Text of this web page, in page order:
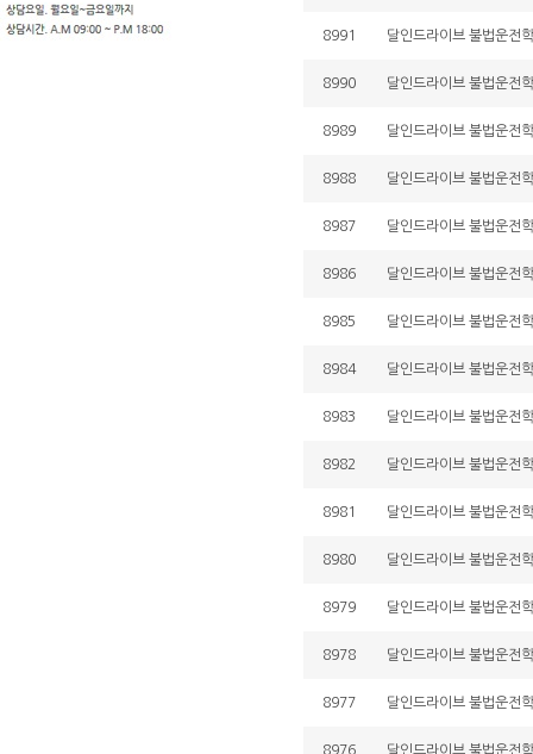
8991 달인드라이브 불법운전
8990 달인드라이브 불법운전
8989 달인드라이브 불법운전
8988 달인드라이브 불법운전
8987 달인드라이브 불법운전
8986 달인드라이브 불법운전
8985 달인드라이브 불법운전
8984 달인드라이브 불법운전
8983 달인드라이브 불법운전
8982 달인드라이브 불법운전
8981 달인드라이브 불법운전
8980 달인드라이브 불법운전
8979 달인드라이브 불법운전
8978 달인드라이브 불법운전
8977 달인드라이브 불법운전
8976 달인드라이브 불법운전